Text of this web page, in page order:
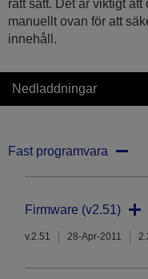
rätt sätt. Det är viktigt
manuellt ovan för att
innehåll.
Nedladdningar
Fast programvara
Firmware (v2.51)
v.2.51 28-Apr-2011